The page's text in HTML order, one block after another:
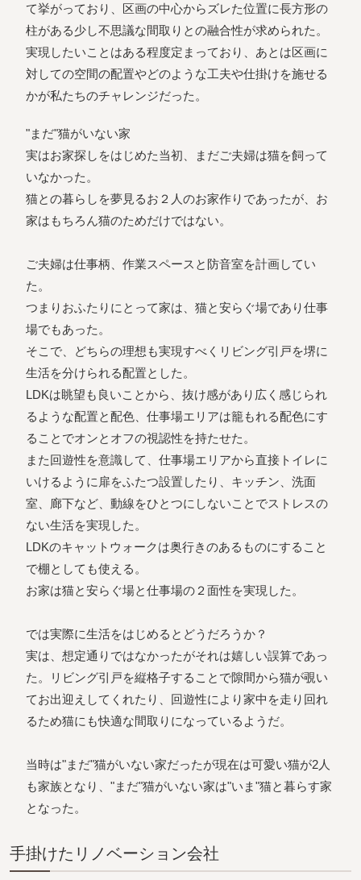
て挙がっており、区画の中心からズレた位置に長方形の
柱がある少し不思議な間取りとの融合性が求められた。
実現したいことはある程度定まっており、あとは区画に
対しての空間の配置やどのような工夫や仕掛けを施せる
かが私たちのチャレンジだった。
"まだ"猫がいない家
実はお家探しをはじめた当初、まだご夫婦は猫を飼って
いなかった。
猫との暮らしを夢見るお２人のお家作りであったが、お
家はもちろん猫のためだけではない。
ご夫婦は仕事柄、作業スペースと防音室を計画してい
た。
つまりおふたりにとって家は、猫と安らぐ場であり仕事
場でもあった。
そこで、どちらの理想も実現すべくリビング引戸を堺に
生活を分けられる配置とした。
LDKは眺望も良いことから、抜け感があり広く感じられ
るような配置と配色、仕事場エリアは籠もれる配色にす
ることでオンとオフの視認性を持たせた。
また回遊性を意識して、仕事場エリアから直接トイレに
いけるように扉をふたつ設置したり、キッチン、洗面
室、廊下など、動線をひとつにしないことでストレスの
ない生活を実現した。
LDKのキャットウォークは奥行きのあるものにすること
で棚としても使える。
お家は猫と安らぐ場と仕事場の２面性を実現した。
では実際に生活をはじめるとどうだろうか？
実は、想定通りではなかったがそれは嬉しい誤算であっ
た。リビング引戸を縦格子することで隙間から猫が覗い
てお出迎えしてくれたり、回遊性により家中を走り回れ
るため猫にも快適な間取りになっているようだ。
当時は"まだ"猫がいない家だったが現在は可愛い猫が2人
も家族となり、"まだ"猫がいない家は"いま"猫と暮らす家
となった。
⼿掛けたリノベーション会社